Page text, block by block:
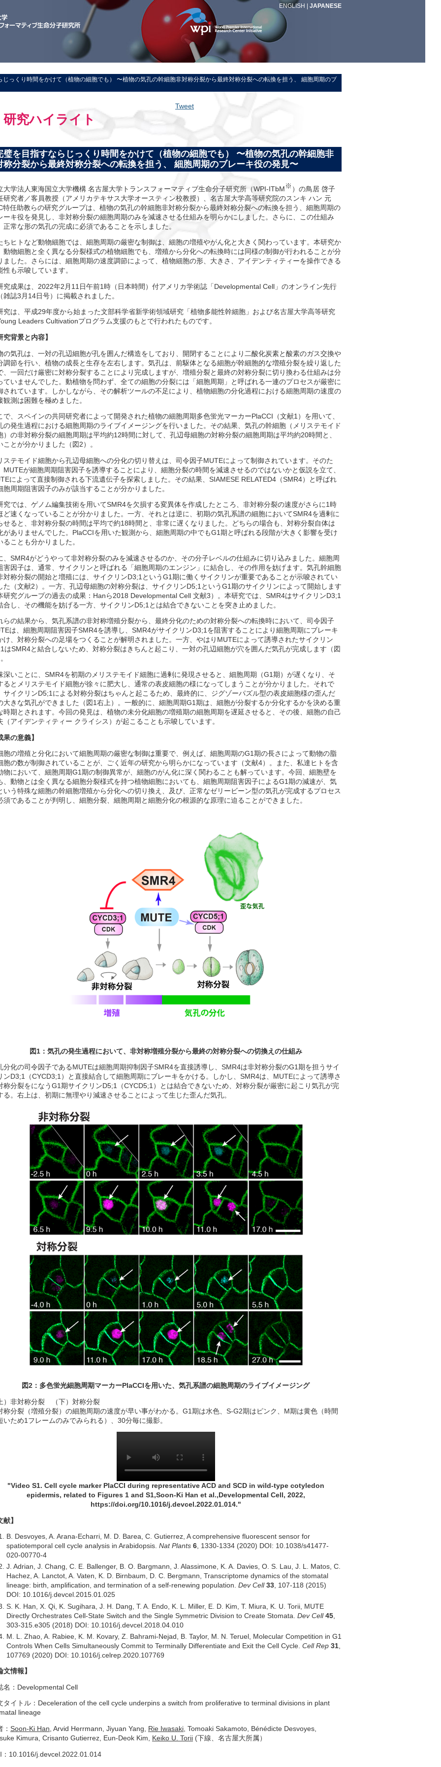
ENGLISH JAPANESE
じっくり時間をかけて（植物の細胞でも） 〜植物の気孔の幹細胞非対称分裂から最終対称分裂への転換を担う、 細胞周期のブ
Tweet
研究ハイライト
璧を目指すならじっくり時間をかけて（植物の細胞でも） 〜植物の気孔の幹細胞非
称分裂から最終対称分裂への転換を担う、 細胞周期のブレーキ役の発見〜
大学法人東海国立大学機構 名古屋大学トランスフォーマティブ生命分子研究所（WPI-ITbM ※ ）の鳥居 啓子
研究者／客員教授（アメリカテキサス大学オースティン校教授）、名古屋大学高等研究院のスンキ ハン 元
特任助教らの研究グループは、植物の気孔の幹細胞非対称分裂から最終対称分裂への転換を担う、細胞周期の
ーキ役を発見し、非対称分裂の細胞周期のみを減速させる仕組みを明らかにしました。さらに、この仕組み
正常な形の気孔の完成に必須であることを示しました。
ちヒトなど動物細胞では、細胞周期の厳密な制御は、細胞の増殖やがん化と大きく関わっています。本研究か
動物細胞と全く異なる分裂様式の植物細胞でも、増殖から分化への転換時には同様の制御が行われることが分
ました。さらには、細胞周期の速度調節によって、植物細胞の形、大きさ、アイデンティティーを操作できる
性も示唆しています。
究成果は、2022年2月11日午前1時（日本時間）付アメリカ学術誌「Developmental Cell」のオンライン先行
雑誌3月14日号）に掲載されました。
究は、平成29年度から始まった文部科学省新学術領域研究「植物多能性幹細胞」および名古屋大学高等研究
Leaders Cultivationプログラム支援のもとで行われたものです。
究背景と内容】
の気孔は、一対の孔辺細胞が孔を囲んだ構造をしており、開閉することにより二酸化炭素と酸素のガス交換や
調節を行い、植物の成長と生存を左右します。気孔は、前駆体となる細胞が幹細胞的な増殖分裂を繰り返した
、一回だけ厳密に対称分裂することにより完成しますが、増殖分裂と最終の対称分裂に切り換わる仕組みは分
ていませんでした。動植物を問わず、全ての細胞の分裂には「細胞周期」と呼ばれる一連のプロセスが厳密に
されています。しかしながら、その解析ツールの不足により、植物細胞の分化過程における細胞周期の速度の
観測は困難を極めました。
で、スペインの共同研究者によって開発された植物の細胞周期多色蛍光マーカーPlaCCI（文献1）を用いて、
の発生過程における細胞周期のライブイメージングを行いました。その結果、気孔の幹細胞（メリステモイド
）の非対称分裂の細胞周期は平均約12時間に対して、孔辺母細胞の対称分裂の細胞周期は平均約20時間と、
ことが分かりました（図2）。
ステモイド細胞から孔辺母細胞への分化の切り替えは、司令因子MUTEによって制御されています。そのた
MUTEが細胞周期阻害因子を誘導することにより、細胞分裂の時間を減速させるのではないかと仮説を立て、
によって直接制御される下流遺伝子を探索しました。その結果、SIAMESE RELATED4（SMR4）と呼ばれ
胞周期阻害因子のみが該当することが分かりました。
究では、ゲノム編集技術を用いてSMR4を欠損する変異体を作成したところ、非対称分裂の速度がさらに1時
ど速くなっていることが分かりました。一方、それとは逆に、初期の気孔系譜の細胞においてSMR4を過剰に
せると、非対称分裂の時間は平均で約18時間と、非常に遅くなりました。どちらの場合も、対称分裂自体は
がありませんでした。PlaCCIを用いた観測から、細胞周期の中でもG1期と呼ばれる段階が大きく影響を受け
ることも分かりました。
、SMR4がどうやって非対称分裂のみを減速させるのか、その分子レベルの仕組みに切り込みました。細胞周
害因子は、通常、サイクリンと呼ばれる「細胞周期のエンジン」に結合し、その作用を妨げます。気孔幹細胞
対称分裂の開始と増殖には、サイクリンD3;1というG1期に働くサイクリンが重要であることが示唆されてい
た（文献2）。一方、孔辺母細胞の対称分裂は、サイクリンD5;1というG1期のサイクリンによって開始します
研究グループの過去の成果：Hanら2018 Developmental Cell 文献3）。本研究では、SMR4はサイクリンD3;1
合し、その機能を妨げる一方、サイクリンD5;1とは結合できないことを突き止めました。
らの結果から、気孔系譜の非対称増殖分裂から、最終分化のための対称分裂への転換時において、司令因子
は、細胞周期阻害因子SMR4を誘導し、SMR4がサイクリンD3;1を阻害することにより細胞周期にブレーキ
け、対称分裂への足場をつくることが解明されました。一方、やはりMUTEによって誘導されたサイクリン
はSMR4と結合しないため、対称分裂はきちんと起こり、一対の孔辺細胞が穴を囲んだ気孔が完成します（図
深いことに、SMR4を初期のメリステモイド細胞に過剰に発現させると、細胞周期（G1期）が遅くなり、そ
るとメリステモイド細胞が徐々に肥大し、通常の表皮細胞の様になってしまうことが分かりました。それで
サイクリンD5;1による対称分裂はちゃんと起こるため、最終的に、ジグゾーパズル型の表皮細胞様の歪んだ
大きな気孔ができました（図1右上）。一般的に、細胞周期G1期は、細胞が分裂するか分化するかを決める重
時期とされます。今回の発見は、植物の未分化細胞の増殖期の細胞周期を遅延させると、その後、細胞の自己
（アイデンティティー クライシス）が起こることも示唆しています。
果の意義】
胞の増殖と分化において細胞周期の厳密な制御は重要で、例えば、細胞周期のG1期の長さによって動物の脂
胞の数が制御されていることが、ごく近年の研究から明らかになっています（文献4）。また、私達ヒトを含
物において、細胞周期G1期の制御異常が、細胞のがん化に深く関わることも解っています。今回、細胞壁を
、動物とは全く異なる細胞分裂様式を持つ植物細胞においても、細胞周期阻害因子によるG1期の減速が、気
いう特殊な細胞の幹細胞増殖から分化への切り換え、及び、正常なゼリービーン型の気孔が完成するプロセス
須であることが判明し、細胞分裂、細胞周期と細胞分化の根源的な原理に迫ることができました。
図1：気孔の発生過程において、非対称増殖分裂から最終の対称分裂への切換えの仕組み
分化の司令因子であるMUTEは細胞周期抑制因子SMR4を直接誘導し、SMR4は非対称分裂のG1期を担うサイ
ンD3;1（CYCD3;1）と直接結合して細胞周期にブレーキをかける。しかし、SMR4は、MUTEによって誘導さ
称分裂をになうG1期サイクリンD5;1（CYCD5;1）とは結合できないため、対称分裂が厳密に起こり気孔が完
る。右上は、初期に無理やり減速させることによって生じた歪んだ気孔。
図2 ：多色蛍光細胞周期マーカー PlaCCI を用いた、気孔系譜の細胞周期のライブイメージング
）非対称分裂 （下）対称分裂
称分裂（増殖分裂）の細胞周期の速度が早い事がわかる。G1期は水色、S-G2期はピンク、M期は黄色（時間
いため1フレームのみでみられる）、30分毎に撮影。
"Video S1. Cell cycle marker PlaCCI during representative ACD and SCD in wild-type cotyledon
epidermis, related to Figures 1 and S1,Soon-Ki Han et al.,Developmental Cell, 2022,
https://doi.org/10.1016/j.devcel.2022.01.014."
献】
B. Desvoyes, A. Arana-Echarri, M. D. Barea, C. Gutierrez, A comprehensive fluorescent sensor for
spatiotemporal cell cycle analysis in Arabidopsis. Nat Plants 6, 1330-1334 (2020) DOI: 10.1038/s41477-
020-00770-4
J. Adrian, J. Chang, C. E. Ballenger, B. O. Bargmann, J. Alassimone, K. A. Davies, O. S. Lau, J. L. Matos, C.
Hachez, A. Lanctot, A. Vaten, K. D. Birnbaum, D. C. Bergmann, Transcriptome dynamics of the stomatal
lineage: birth, amplification, and termination of a self-renewing population. Dev Cell 33, 107-118 (2015)
DOI: 10.1016/j.devcel.2015.01.025
S. K. Han, X. Qi, K. Sugihara, J. H. Dang, T. A. Endo, K. L. Miller, E. D. Kim, T. Miura, K. U. Torii, MUTE
Directly Orchestrates Cell-State Switch and the Single Symmetric Division to Create Stomata. Dev Cell 45
303-315.e305 (2018) DOI: 10.1016/j.devcel.2018.04.010
M. L. Zhao, A. Rabiee, K. M. Kovary, Z. Bahrami-Nejad, B. Taylor, M. N. Teruel, Molecular Competition in G1
Controls When Cells Simultaneously Commit to Terminally Differentiate and Exit the Cell Cycle. Cell Rep 31
107769 (2020) DOI: 10.1016/j.celrep.2020.107769
文情報】
名：Developmental Cell
タイトル：Deceleration of the cell cycle underpins a switch from proliferative to terminal divisions in plant
lineage
： Soon-Ki Han, Arvid Herrmann, Jiyuan Yang, Rie Iwasaki, Tomoaki Sakamoto, Bénédicte Desvoyes,
Kimura, Crisanto Gutierrez, Eun-Deok Kim, Keiko U. Torii (下線、名古屋大所属）
：10.1016/j.devcel.2022.01.014